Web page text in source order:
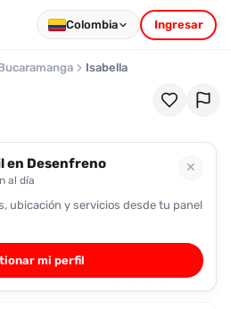
Colombia Ingresar
Isabella
en Desenfreno
al día
✕
ubicación y servicios desde tu panel
mi perfil